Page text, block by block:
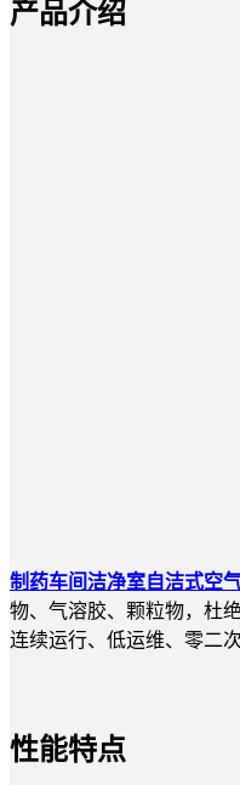
产品介绍
制药车间洁净室自洁式空
物、气溶胶、颗粒物，杜
连续运行、低运维、零二次
性能特点